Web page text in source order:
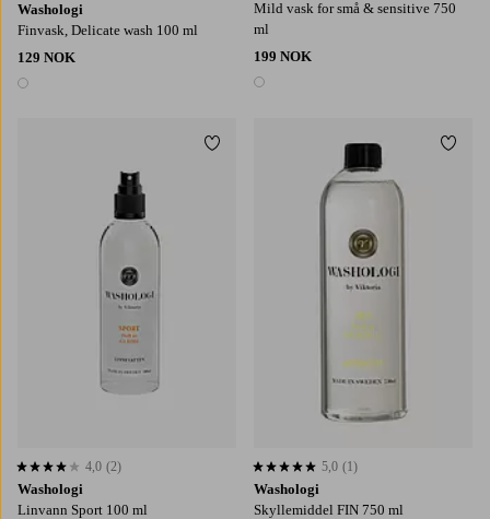
Washologi
Finvask, Delicate wash 100 ml
129 NOK
1 farge
Mild vask for små & sensitive 750
ml
199 NOK
1 farge
Washologi
Linvann Sport 100 ml
4,0 basert på 2 karaktergivninger
4,0 (2)
Legg til favoritter
Washologi
Skyllemiddel FIN 750 ml
5,0 basert på 1 karaktergivninger
5,0 (1)